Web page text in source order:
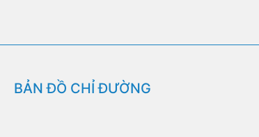
BẢN ĐỒ CHỈ ĐƯỜNG